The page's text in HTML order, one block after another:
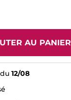
AU PANIER
12/08